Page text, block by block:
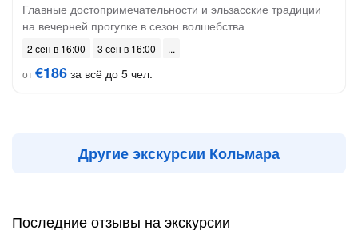
Главные достопримечательности и эльзасские традиции
на вечерней прогулке в сезон волшебства
2 сен в 16:00
3 сен в 16:00
от€186 за всё до 5 чел.
Другие экскурсии Кольмара
Последние отзывы на экскурсии